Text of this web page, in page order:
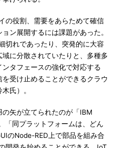
の役割、需要をあらためて確信
ン展開するには課題があった。
切れであったり、突発的に大容
に分散されていたりと、多種多
タフェースの強化で対応する
受け止めることができるクラウ
氏）。
矢が立てられたのが「IBM
「同プラットフォームは、どん
のNode-RED上で部品を組み合